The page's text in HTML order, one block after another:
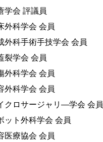
学会 評議員
外科学会 会員
外科手術手技学会 会員
裂学会 会員
外科学会 会員
外科学会 会員
クロサージャリ―学会 会員
ット外科学会 会員
医療協会 会員